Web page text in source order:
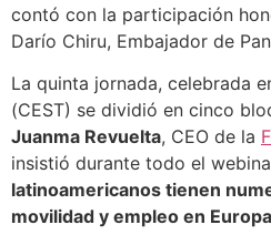
contó con la participación
Darío Chiru, Embajador de
La quinta jornada, celebrada
(CEST) se dividió en cinco
Juanma Revuelta, CEO de la
insistió durante todo el
latinoamericanos tienen
movilidad y empleo en Europa